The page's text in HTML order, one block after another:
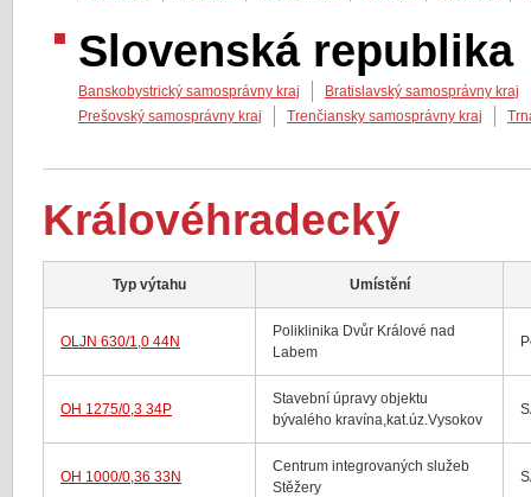
Slovenská republika
Banskobystrický samosprávny kraj
Bratislavský samosprávny kraj
Prešovský samosprávny kraj
Trenčiansky samosprávny kraj
Královéhradecký
Typ výtahu Umístění
OLJN 630/1,0 44N
Poliklinika Dvůr Králové nad
Labem
OH 1275/0,3 34P
Stavební úpravy objektu
bývalého kravína,kat.úz.Vysokov
OH 1000/0,36 33N
Centrum integrovaných služeb
Stěžery